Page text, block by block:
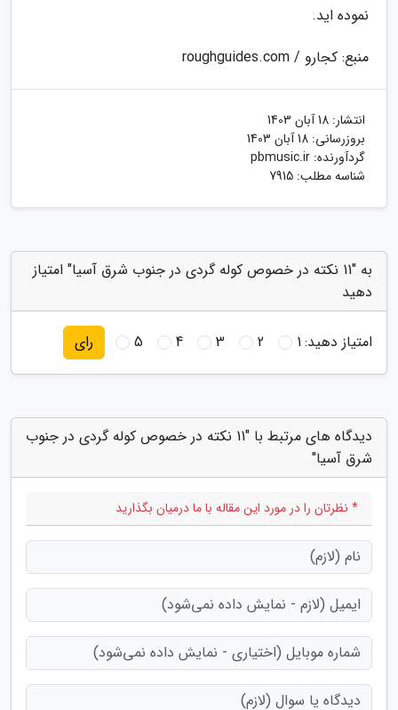
نموده اید.
منبع: کجارو / roughguides.com
انتشار: 18 آبان 1403
بروزرسانی: 18 آبان 1403
گردآورنده: pbmusic.ir
شناسه مطلب: 7915
به "11 نکته در خصوص کوله گردی در جنوب شرق آسیا" امتیاز
دهید
امتیاز دهید:1
2
3
4
5 رای
دیدگاه های مرتبط با "11 نکته در خصوص کوله گردی در جنوب
شرق آسیا"
* نظرتان را در مورد این مقاله با ما درمیان بگذارید